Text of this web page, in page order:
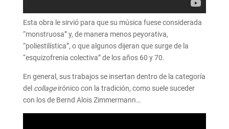
Esta obra le sirvió para que su música fuese considerada
“monstruosa” y, de manera menos peyorativa,
“poliestilística”, o que algunos dijeran que surge de la
“esquizofrenia colectiva” de los años 60 y 70.
En general, sus trabajos se insertan dentro de la categoría
del collageirónico con la tradición, como suele suceder
con los de Bernd Alois Zimmermann…